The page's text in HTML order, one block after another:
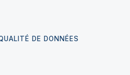
DE DONNÉES